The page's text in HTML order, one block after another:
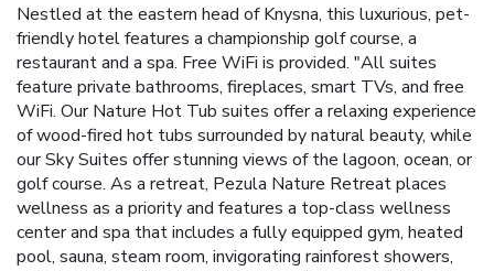
Nestled at the eastern head of Knysna, this luxurious, pet-
friendly hotel features a championship golf course, a
restaurant and a spa. Free WiFi is provided. "All suites
feature private bathrooms, fireplaces, smart TVs, and free
WiFi. Our Nature Hot Tub suites offer a relaxing experience
of wood-fired hot tubs surrounded by natural beauty, while
our Sky Suites offer stunning views of the lagoon, ocean, or
golf course. As a retreat, Pezula Nature Retreat places
wellness as a priority and features a top-class wellness
center and spa that includes a fully equipped gym, heated
pool, sauna, steam room, invigorating rainforest showers,